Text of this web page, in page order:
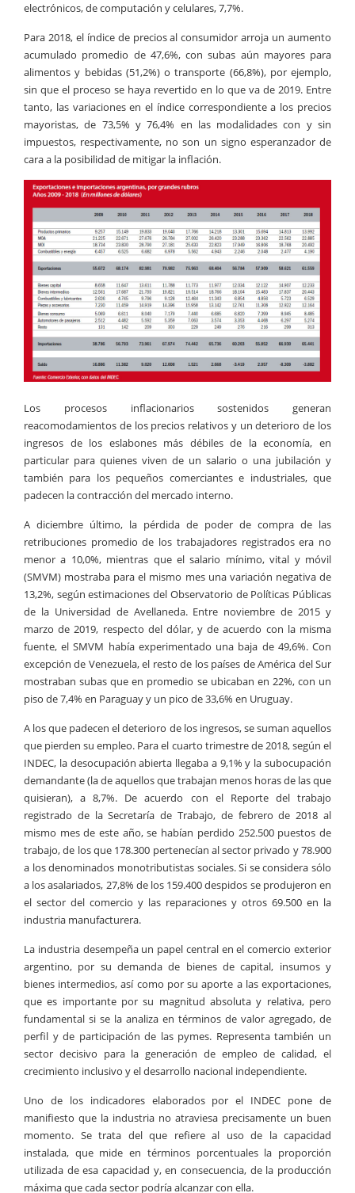
electrónicos, de computación y celulares, 7,7%.
Para 2018, el índice de precios al consumidor arroja un aumento
acumulado promedio de 47,6%, con subas aún mayores para
alimentos y bebidas (51,2%) o transporte (66,8%), por ejemplo,
sin que el proceso se haya revertido en lo que va de 2019. Entre
tanto, las variaciones en el índice correspondiente a los precios
mayoristas, de 73,5% y 76,4% en las modalidades con y sin
impuestos, respectivamente, no son un signo esperanzador de
cara a la posibilidad de mitigar la inflación.
Los procesos inflacionarios sostenidos generan
reacomodamientos de los precios relativos y un deterioro de los
ingresos de los eslabones más débiles de la economía, en
particular para quienes viven de un salario o una jubilación y
también para los pequeños comerciantes e industriales, que
padecen la contracción del mercado interno.
A diciembre último, la pérdida de poder de compra de las
retribuciones promedio de los trabajadores registrados era no
menor a 10,0%, mientras que el salario mínimo, vital y móvil
(SMVM) mostraba para el mismo mes una variación negativa de
13,2%, según estimaciones del Observatorio de Políticas Públicas
de la Universidad de Avellaneda. Entre noviembre de 2015 y
marzo de 2019, respecto del dólar, y de acuerdo con la misma
fuente, el SMVM había experimentado una baja de 49,6%. Con
excepción de Venezuela, el resto de los países de América del Sur
mostraban subas que en promedio se ubicaban en 22%, con un
piso de 7,4% en Paraguay y un pico de 33,6% en Uruguay.
A los que padecen el deterioro de los ingresos, se suman aquellos
que pierden su empleo. Para el cuarto trimestre de 2018, según el
INDEC, la desocupación abierta llegaba a 9,1% y la subocupación
demandante (la de aquellos que trabajan menos horas de las que
quisieran), a 8,7%. De acuerdo con el Reporte del trabajo
registrado de la Secretaría de Trabajo, de febrero de 2018 al
mismo mes de este año, se habían perdido 252.500 puestos de
trabajo, de los que 178.300 pertenecían al sector privado y 78.900
a los denominados monotributistas sociales. Si se considera sólo
a los asalariados, 27,8% de los 159.400 despidos se produjeron en
el sector del comercio y las reparaciones y otros 69.500 en la
industria manufacturera.
La industria desempeña un papel central en el comercio exterior
argentino, por su demanda de bienes de capital, insumos y
bienes intermedios, así como por su aporte a las exportaciones,
que es importante por su magnitud absoluta y relativa, pero
fundamental si se la analiza en términos de valor agregado, de
perfil y de participación de las pymes. Representa también un
sector decisivo para la generación de empleo de calidad, el
crecimiento inclusivo y el desarrollo nacional independiente.
Uno de los indicadores elaborados por el INDEC pone de
manifiesto que la industria no atraviesa precisamente un buen
momento. Se trata del que refiere al uso de la capacidad
instalada, que mide en términos porcentuales la proporción
utilizada de esa capacidad y, en consecuencia, de la producción
máxima que cada sector podría alcanzar con ella.